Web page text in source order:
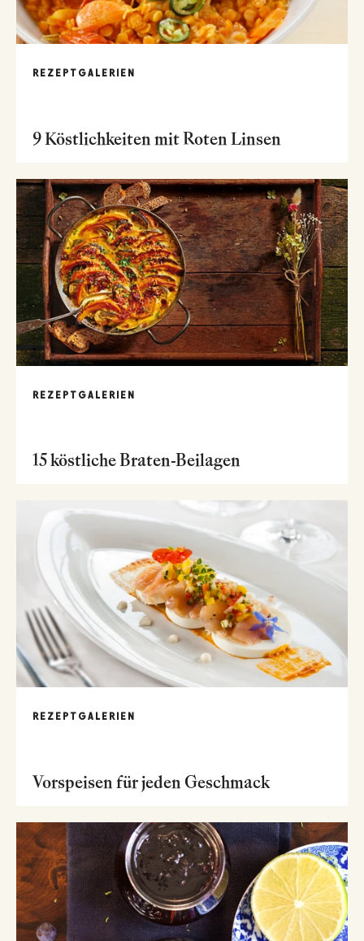
REZEPTGALERIEN
9 Köstlichkeiten mit Roten Linsen
REZEPTGALERIEN
15 köstliche Braten-Beilagen
REZEPTGALERIEN
Vorspeisen für jeden Geschmack